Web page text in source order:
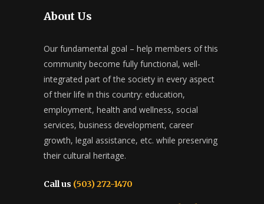
About Us
Our fundamental goal – help members of this
community become fully functional, well-
integrated part of the society in every aspect
of their life in this country: education,
employment, health and wellness, social
services, business development, career
growth, legal assistance, etc. while preserving
their cultural heritage.
Call us (503) 272-1470